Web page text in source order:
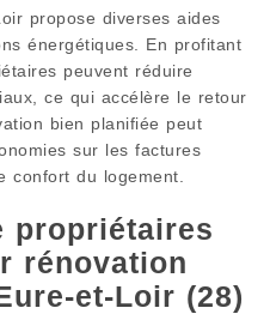
propose diverses aides
énergétiques. En profitant
peuvent réduire
ce qui accélère le retour
bien planifiée peut
sur les factures
confort du logement.
propriétaires
rénovation
et-Loir (28)